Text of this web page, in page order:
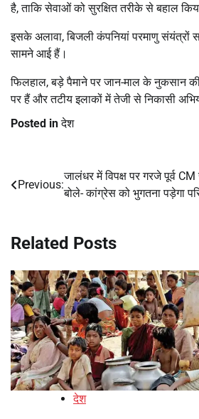
है, ताकि सेवाओं को सुरक्षित तरीके से बहाल
इसके अलावा, बिजली कंपनियां परमाणु
सामने आई हैं।
फिलहाल, बड़े पैमाने पर जान-माल के नुकसान
पर हैं और तटीय इलाकों में तेजी से निकासी
Posted inदेश
Post
Previous:
जालंधर में विपक्ष पर गरजे पूर्व
बोले- कांग्रेस को भुगतना पड़ेगा
Related Posts
देश